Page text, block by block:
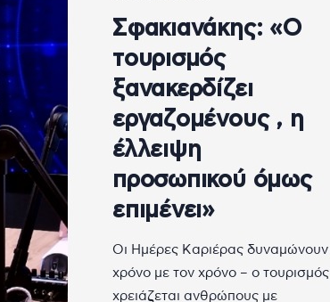
Σφακιανάκης: «Ο
τουρισμός
ξανακερδίζει
εργαζομένους , η
έλλειψη
προσωπικού όμως
επιμένει»
Οι Ημέρες Καριέρας δυναμώνουν
χρόνο με τον χρόνο – ο τουρισμός
χρειάζεται ανθρώπους με